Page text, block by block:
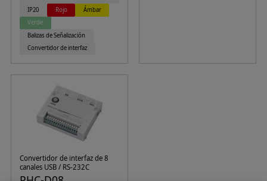
IP20
Rojo
Ámbar
Verde
Balizas de Señalización
Convertidor de interfaz
Convertidor de interfaz de 8
canales USB / RS-232C